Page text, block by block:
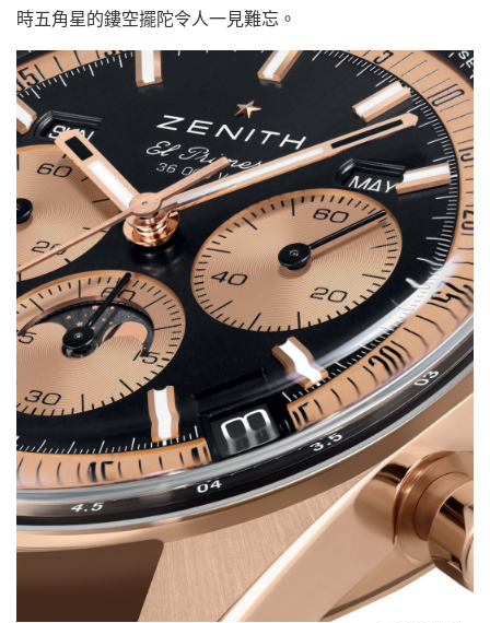
時五角星的鏤空擺陀令人一見難忘。